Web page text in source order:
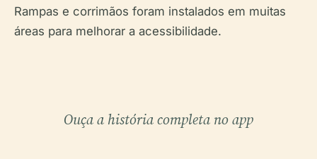
Rampas e corrimãos foram instalados em muitas
áreas para melhorar a acessibilidade.
Ouça a história completa no app